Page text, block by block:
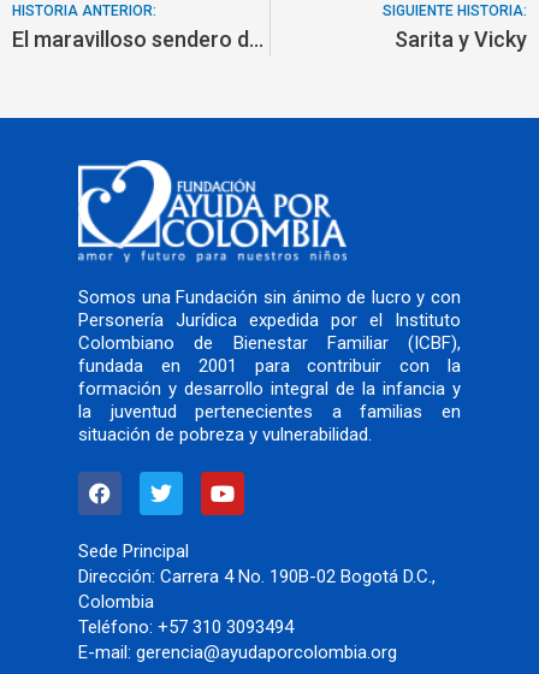
HISTORIA ANTERIOR:
El maravilloso sendero de la música
SIGUIENTE HISTORIA:
Sarita y Vicky
Somos una Fundación sin ánimo de lucro y con
Personería Jurídica expedida por el Instituto
Colombiano de Bienestar Familiar (ICBF),
fundada en 2001 para contribuir con la
formación y desarrollo integral de la infancia y
la juventud pertenecientes a familias en
situación de pobreza y vulnerabilidad.
F
a
e
b
o
o
k
T
w
t
t
e
Y
o
u
b
Sede Principal
Dirección: Carrera 4 No. 190B-02 Bogotá D.C.,
Colombia
Teléfono: +57 310 3093494
E-mail: gerencia@ayudaporcolombia.org